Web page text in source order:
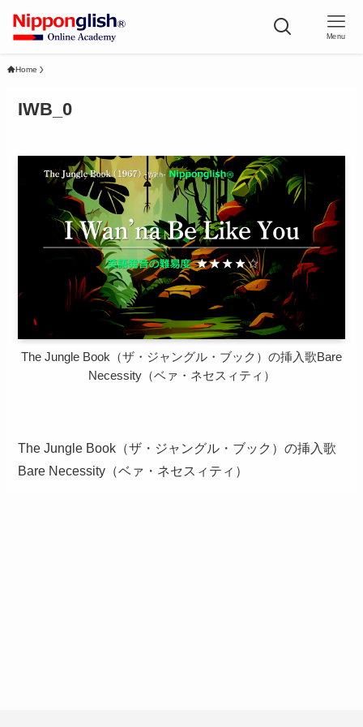
Menu
Home
IWB_0
The Jungle Book（ザ・ジャングル・ブック）の挿入歌Bare
Necessity（ベァ・ネセスィティ）
The Jungle Book（ザ・ジャングル・ブック）の挿入歌
Bare Necessity（ベァ・ネセスィティ）